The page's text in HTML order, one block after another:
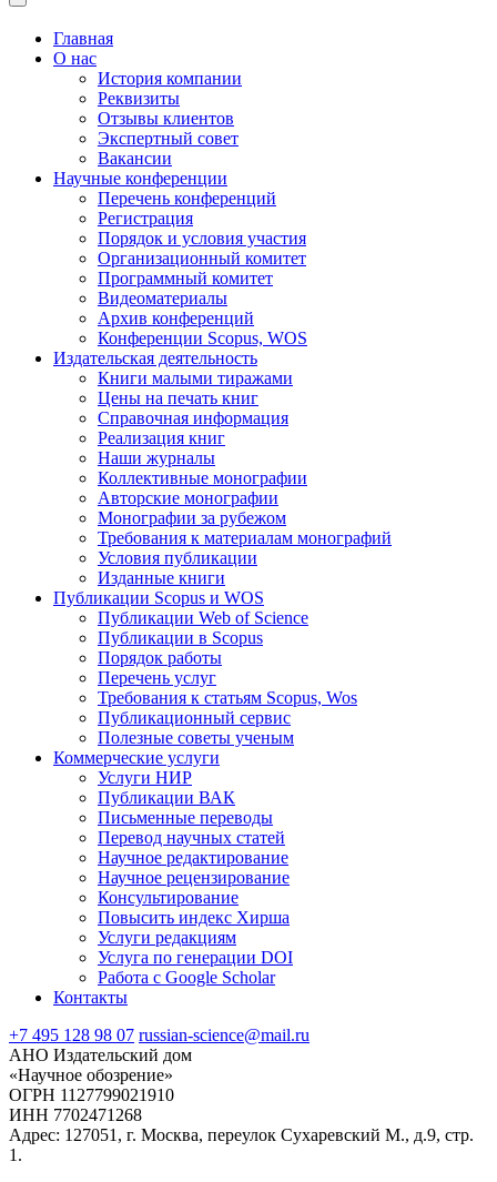
Главная
О нас
История компании
Реквизиты
Отзывы клиентов
Экспертный совет
Вакансии
Научные конференции
Перечень конференций
Регистрация
Порядок и условия участия
Организационный комитет
Программный комитет
Видеоматериалы
Архив конференций
Конференции Scopus, WOS
Издательская деятельность
Книги малыми тиражами
Цены на печать книг
Справочная информация
Реализация книг
Наши журналы
Коллективные монографии
Авторские монографии
Монографии за рубежом
Требования к материалам монографий
Условия публикации
Изданные книги
Публикации Scopus и WOS
Публикации Web of Science
Публикации в Scopus
Порядок работы
Перечень услуг
Требования к статьям Scopus, Wos
Публикационный сервис
Полезные советы ученым
Коммерческие услуги
Услуги НИР
Публикации ВАК
Письменные переводы
Перевод научных статей
Научное редактирование
Научное рецензирование
Консультирование
Повысить индекс Хирша
Услуги редакциям
Услуга по генерации DOI
Работа с Google Scholar
Контакты
+7 495 128 98 07 russian-science@mail.ru
АНО Издательский дом
«Научное обозрение»
ОГРН 1127799021910
ИНН 7702471268
Адрес: 127051, г. Москва, переулок Сухаревский М., д.9, стр.
1.